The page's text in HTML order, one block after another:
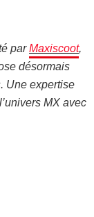
parMaxiscoot,
désormais
Une expertise
MX avec